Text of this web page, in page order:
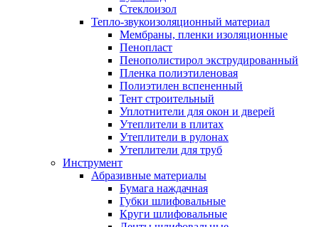
Стеклоизол
Тепло-звукоизоляционный материал
Мембраны, пленки изоляционные
Пенопласт
Пенополистирол экструдированный
Пленка полиэтиленовая
Полиэтилен вспененный
Тент строительный
Уплотнители для окон и дверей
Утеплители в плитах
Утеплители в рулонах
Утеплители для труб
Инструмент
Абразивные материалы
Бумага наждачная
Губки шлифовальные
Круги шлифовальные